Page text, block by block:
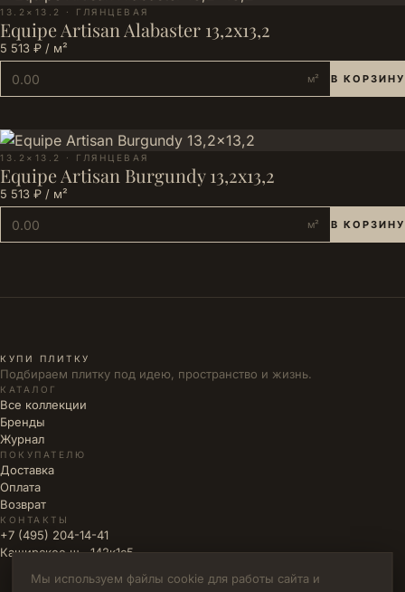
13.2×13.2 · ГЛЯНЦЕВАЯ
Equipe Artisan Alabaster 13,2x13,2
5 513 ₽ / м²
м² В КОРЗИНУ
13.2×13.2 · ГЛЯНЦЕВАЯ
Equipe Artisan Burgundy 13,2x13,2
5 513 ₽ / м²
м² В КОРЗИНУ
КУПИ ПЛИТКУ
Подбираем плитку под идею, пространство и жизнь.
КАТАЛОГ
Все коллекции
Бренды
Журнал
ПОКУПАТЕЛЮ
Доставка
Оплата
Возврат
КОНТАКТЫ
+7 (495) 204-14-41
Каширское ш., 142к1с5
Мы используем файлы cookie для работы сайта и